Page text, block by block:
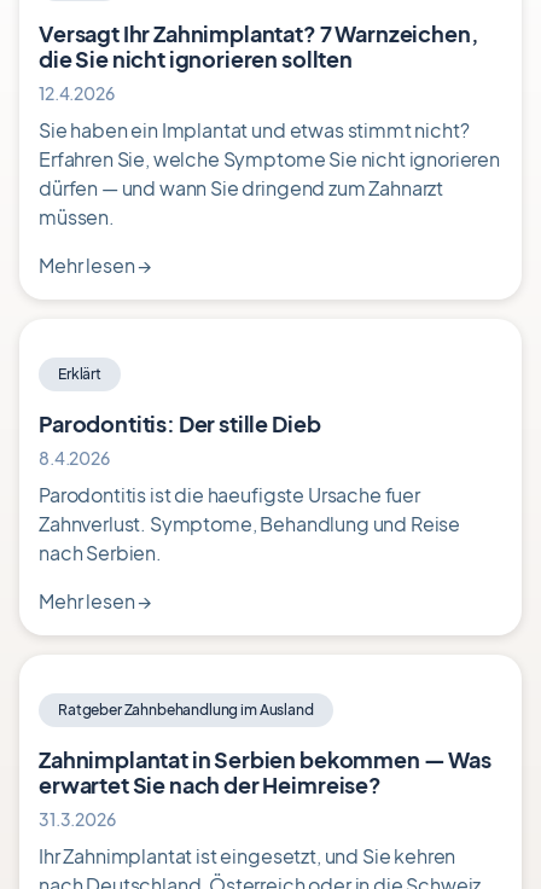
Versagt Ihr Zahnimplantat? 7 Warnzeichen,
die Sie nicht ignorieren sollten
12.4.2026
Sie haben ein Implantat und etwas stimmt nicht?
Erfahren Sie, welche Symptome Sie nicht ignorieren
dürfen — und wann Sie dringend zum Zahnarzt
müssen.
Mehr lesen→
Erklärt
Parodontitis: Der stille Dieb
8.4.2026
Parodontitis ist die haeufigste Ursache fuer
Zahnverlust. Symptome, Behandlung und Reise
nach Serbien.
Mehr lesen→
Ratgeber Zahnbehandlung im Ausland
Zahnimplantat in Serbien bekommen — Was
erwartet Sie nach der Heimreise?
31.3.2026
Ihr Zahnimplantat ist eingesetzt, und Sie kehren